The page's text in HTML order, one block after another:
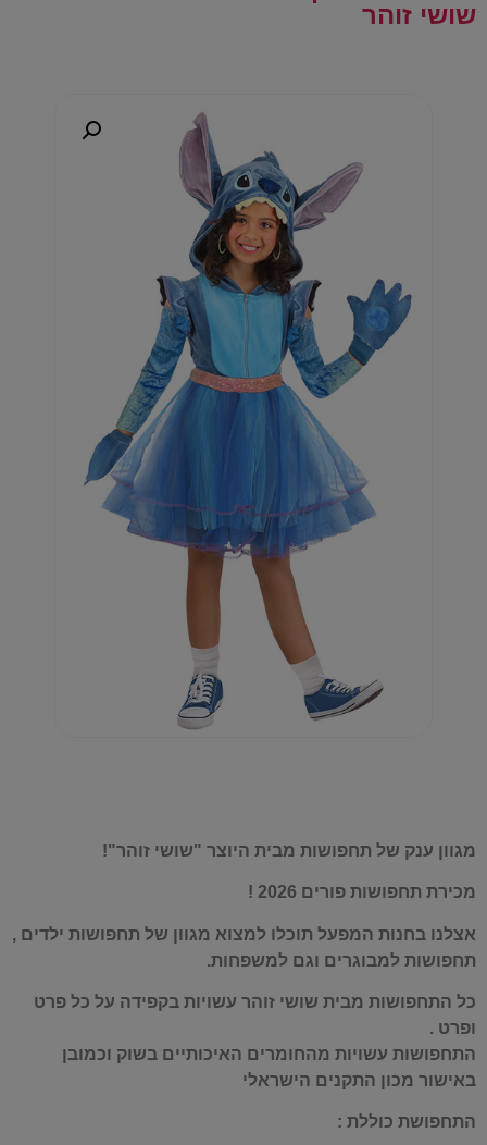
שושי זוהר
מגוון ענק של תחפושות מבית היוצר "שושי זוהר"!
מכירת תחפושות פורים 2026 !
אצלנו בחנות המפעל תוכלו למצוא מגוון של תחפושות ילדים ,
תחפושות למבוגרים וגם למשפחות.
כל התחפושות מבית שושי זוהר עשויות בקפידה על כל פרט
ופרט .
התחפושות עשויות מהחומרים האיכותיים בשוק וכמובן
באישור מכון התקנים הישראלי
התחפושת כוללת :